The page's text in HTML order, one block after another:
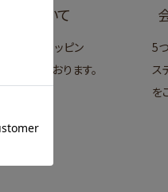
トについて
・のし・ラッピン
ご用意しております。
5
ス
を